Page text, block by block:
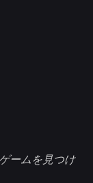
ームを見つけ